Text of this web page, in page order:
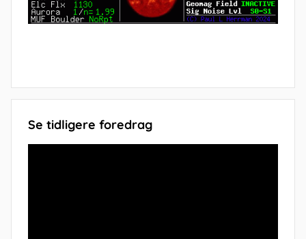
Se tidligere foredrag